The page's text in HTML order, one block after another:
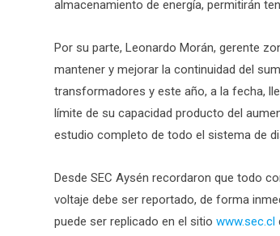
almacenamiento de energía, permitirán
Por su parte, Leonardo Morán, gerente
mantener y mejorar la continuidad del
transformadores y este año, a la fecha,
límite de su capacidad producto del
estudio completo de todo el sistema de
Desde SEC Aysén recordaron que todo
voltaje debe ser reportado, de forma
puede ser replicado en el sitio www.sec.cl